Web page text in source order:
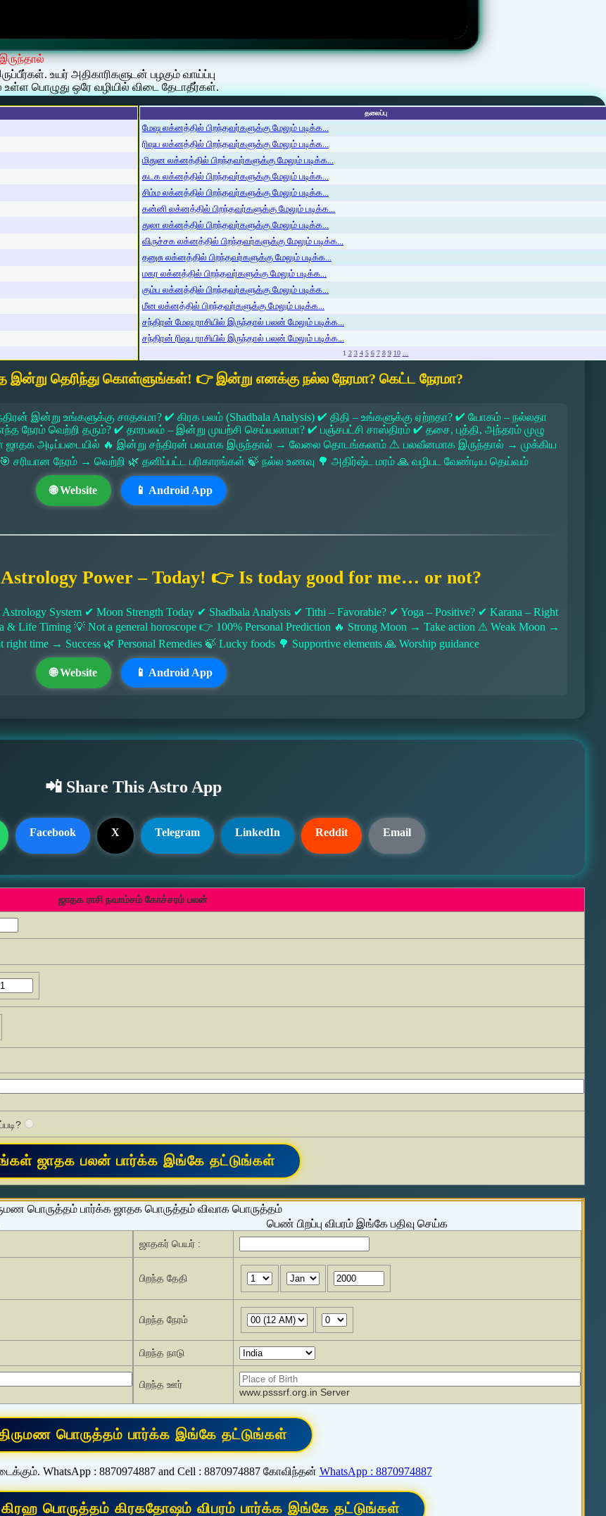
இருந்தால்
உயர் அதிகாரிகளுடன் பழகும் வாய்ப்பு
உள்ள பொழுது ஒரே வழியில் விடை தேடாதீர்கள்.
தலைப்பு
மேஷ லக்னத்தில் பிறந்தவர்களுக்கு மேலும் படிக்க...
ரிஷப லக்னத்தில் பிறந்தவர்களுக்கு மேலும் படிக்க...
மிதுன லக்னத்தில் பிறந்தவர்களுக்கு மேலும் படிக்க...
கடக லக்னத்தில் பிறந்தவர்களுக்கு மேலும் படிக்க...
சிம்ம லக்னத்தில் பிறந்தவர்களுக்கு மேலும் படிக்க...
கன்னி லக்னத்தில் பிறந்தவர்களுக்கு மேலும் படிக்க...
துலா லக்னத்தில் பிறந்தவர்களுக்கு மேலும் படிக்க...
விருச்சக லக்னத்தில் பிறந்தவர்களுக்கு மேலும் படிக்க...
தனுசு லக்னத்தில் பிறந்தவர்களுக்கு மேலும் படிக்க...
மகர லக்னத்தில் பிறந்தவர்களுக்கு மேலும் படிக்க...
கும்ப லக்னத்தில் பிறந்தவர்களுக்கு மேலும் படிக்க...
மீன லக்னத்தில் பிறந்தவர்களுக்கு மேலும் படிக்க...
சந்திரன் மேஷ ராசியில் இருந்தால் பலன் மேலும் படிக்க...
சந்திரன் ரிஷப ராசியில் இருந்தால் பலன் மேலும் படிக்க...
1 2 3 4 5 6 7 8 9 10 ...
தெரிந்து கொள்ளுங்கள்! 👉 இன்று எனக்கு நல்ல நேரமா? கெட்ட நேரமா?
இன்று உங்களுக்கு சாதகமா? ✔ கிரக பலம் (Shadbala Analysis) ✔ திதி – உங்களுக்கு ஏற்றதா? ✔ யோகம் – நல்லதா
வெற்றி தரும்? ✔ தாரபலம் – இன்று முயற்சி செய்யலாமா? ✔ பஞ்சபட்சி சாஸ்திரம் ✔ தசை, புத்தி, அந்தரம் முழு
ஜாதக அடிப்படையில் 🔥 இன்று சந்திரன் பலமாக இருந்தால் → வேலை தொடங்கலாம் ⚠ பலவீனமாக இருந்தால் → முக்கிய
🎯 சரியான நேரம் → வெற்றி 🌿 தனிப்பட்ட பரிகாரங்கள் 🍃 நல்ல உணவு 🌳 அதிர்ஷ்ட மரம் 🙏 வழிபட வேண்டிய தெய்வம்
🌐 Website 📱 Android App
Power – Today! 👉 Is today good for me… or not?
System ✔ Moon Strength Today ✔ Shadbala Analysis ✔ Tithi – Favorable? ✔ Yoga – Positive? ✔ Karana – Right
& Life Timing 💡 Not a general horoscope 👉 100% Personal Prediction 🔥 Strong Moon → Take action ⚠ Weak Moon →
time → Success 🌿 Personal Remedies 🍃 Lucky foods 🌳 Supportive elements 🙏 Worship guidance
🌐 Website 📱 Android App
📲 Share This Astro App
Facebook X Telegram LinkedIn Reddit Email
ஜாதக ராசி நவாம்சம் கோச்சரம் பலன்
பொருத்தம் பார்க்க ஜாதக பொருத்தம் விவாக பொருத்தம்
பெண் பிறப்பு விபரம் இங்கே பதிவு செய்க
ஜாதகர் பெயர் :
பிறந்த தேதி
பிறந்த நேரம்
பிறந்த நாடு
பிறந்த ஊர்
www.psssrf.org.in Server
WhatsApp : 8870974887 and Cell : 8870974887 கோவிந்தன் WhatsApp : 8870974887